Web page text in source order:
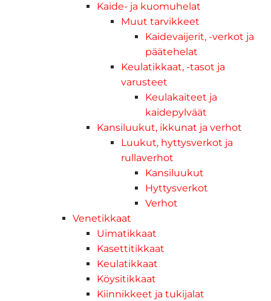
Kaide- ja kuomuhelat
Muut tarvikkeet
Kaidevaijerit, -verkot ja
päätehelat
Keulatikkaat, -tasot ja
varusteet
Keulakaiteet ja
kaidepylväät
Kansiluukut, ikkunat ja verhot
Luukut, hyttysverkot ja
rullaverhot
Kansiluukut
Hyttysverkot
Verhot
Venetikkaat
Uimatikkaat
Kasettitikkaat
Keulatikkaat
Köysitikkaat
Kiinnikkeet ja tukijalat